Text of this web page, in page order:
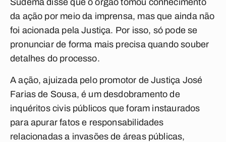
Sudema disse que o órgão tomou conhecimento
da ação por meio da imprensa, mas que ainda não
foi acionada pela Justiça. Por isso, só pode se
pronunciar de forma mais precisa quando souber
detalhes do processo.
A ação, ajuizada pelo promotor de Justiça José
Farias de Sousa, é um desdobramento de
inquéritos civis públicos que foram instaurados
para apurar fatos e responsabilidades
relacionadas a invasões de áreas públicas,